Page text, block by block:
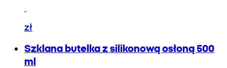
zł
Szklana butelka z silikonową osłoną 500
ml